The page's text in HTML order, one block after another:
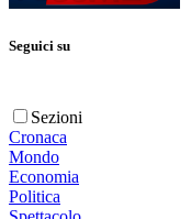
Seguici su
Sezioni
Cronaca
Mondo
Economia
Politica